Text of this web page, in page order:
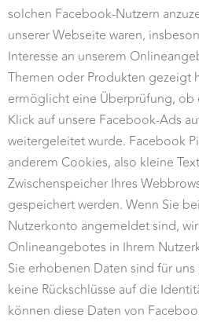
solchen Facebook-Nutzern
unserer Webseite waren,
Interesse an unserem
Themen oder Produkten gezeigt
ermöglicht eine Überprüfung, ob
Klick auf unsere Facebook-Ads
weitergeleitet wurde. Facebook
anderem Cookies, also kleine
Zwischenspeicher Ihres
gespeichert werden. Wenn Sie
Nutzerkonto angemeldet sind,
Onlineangebotes in Ihrem
Sie erhobenen Daten sind für
keine Rückschlüsse auf die
können diese Daten von